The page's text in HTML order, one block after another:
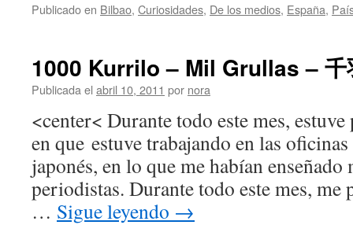
Publicado en Bilbao, Curiosidades, De los medios, España,
1000 Kurrilo – Mil Grullas –
Publicada el abril 10, 2011 por nora
<center< Durante todo este mes,
en que estuve trabajando en las
japonés, en lo que me habían
periodistas. Durante todo este mes, me
… Sigue leyendo →